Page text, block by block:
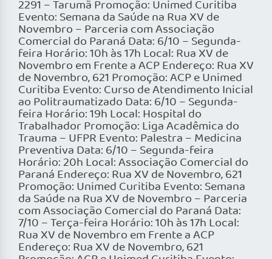
2291 – Tarumã Promoção: Unimed Curitiba
Evento: Semana da Saúde na Rua XV de
Novembro – Parceria com Associação
Comercial do Paraná Data: 6/10 – Segunda-
feira Horário: 10h às 17h Local: Rua XV de
Novembro em Frente a ACP Endereço: Rua XV
de Novembro, 621 Promoção: ACP e Unimed
Curitiba Evento: Curso de Atendimento Inicial
ao Politraumatizado Data: 6/10 – Segunda-
feira Horário: 19h Local: Hospital do
Trabalhador Promoção: Liga Acadêmica do
Trauma – UFPR Evento: Palestra – Medicina
Preventiva Data: 6/10 – Segunda-feira
Horário: 20h Local: Associação Comercial do
Paraná Endereço: Rua XV de Novembro, 621
Promoção: Unimed Curitiba Evento: Semana
da Saúde na Rua XV de Novembro – Parceria
com Associação Comercial do Paraná Data:
7/10 – Terça-feira Horário: 10h às 17h Local:
Rua XV de Novembro em Frente a ACP
Endereço: Rua XV de Novembro, 621